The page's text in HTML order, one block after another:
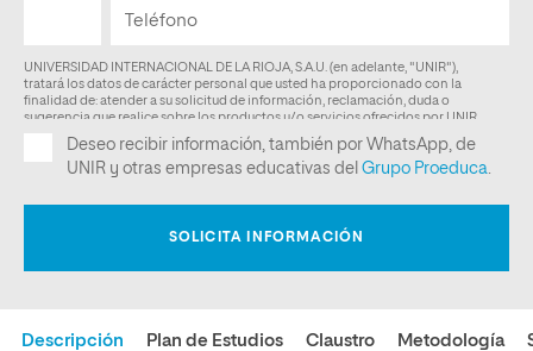
Descripción Plan de Estudios Claustro Metodología